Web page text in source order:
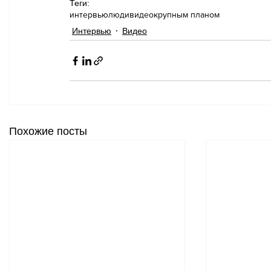
Теги:
интервьюлюдивидеокрупным планом
Интервью
Видео
Похожие посты